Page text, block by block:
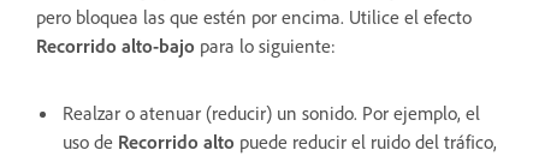
pero bloquea las que estén por encima. Utilice el efecto
Recorrido alto-bajo para lo siguiente:
Realzar o atenuar (reducir) un sonido. Por ejemplo, el
uso de Recorrido alto puede reducir el ruido del tráfico,